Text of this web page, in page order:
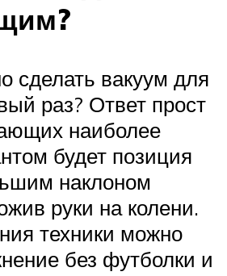
сделать вакуум для
раз? Ответ прост
наиболее
будет позиция
наклоном
руки на колени.
техники можно
без футболки и